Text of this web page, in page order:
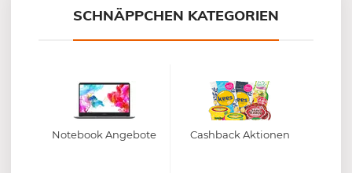
SCHNÄPPCHEN KATEGORIEN
Notebook Angebote Cashback Aktionen